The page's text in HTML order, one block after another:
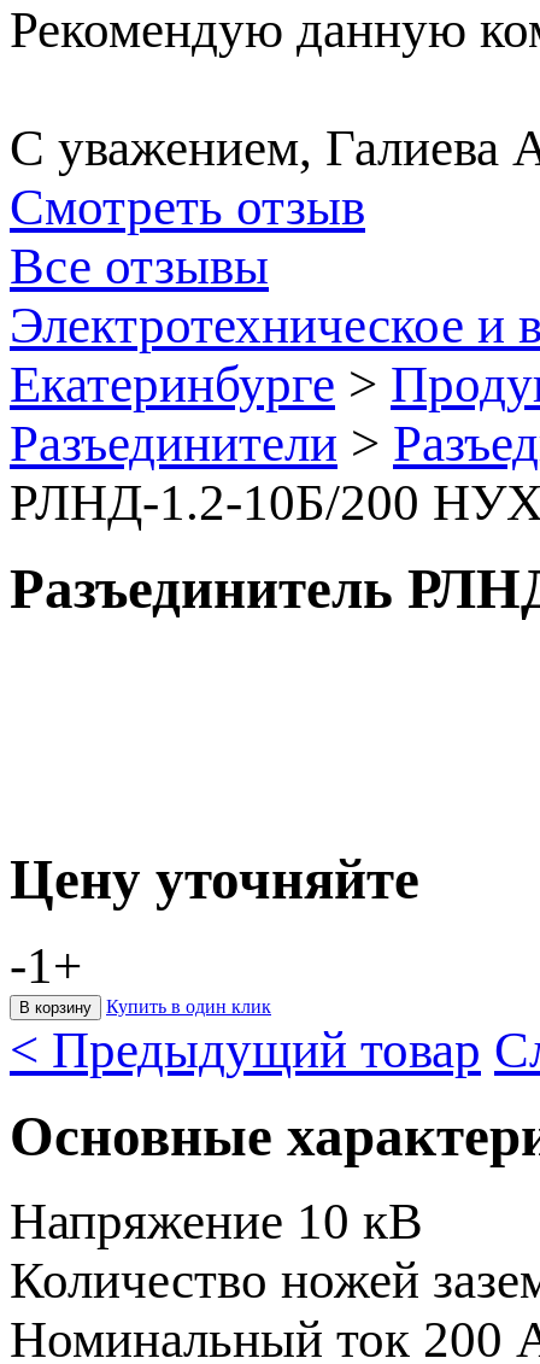
Рекомендую данную
С уважением, Галиева
Смотреть отзыв
Все отзывы
Электротехническое и
Екатеринбурге >
Разъединители >
РЛНД-1.2-10Б/200
Разъединитель
Цену уточняйте
-1+
Купить в один клик
< Предыдущий товар
Основные
Напряжение 10 кВ
Количество ножей
Номинальный ток 200